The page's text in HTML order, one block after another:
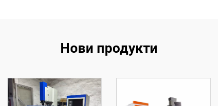
Нови продукти